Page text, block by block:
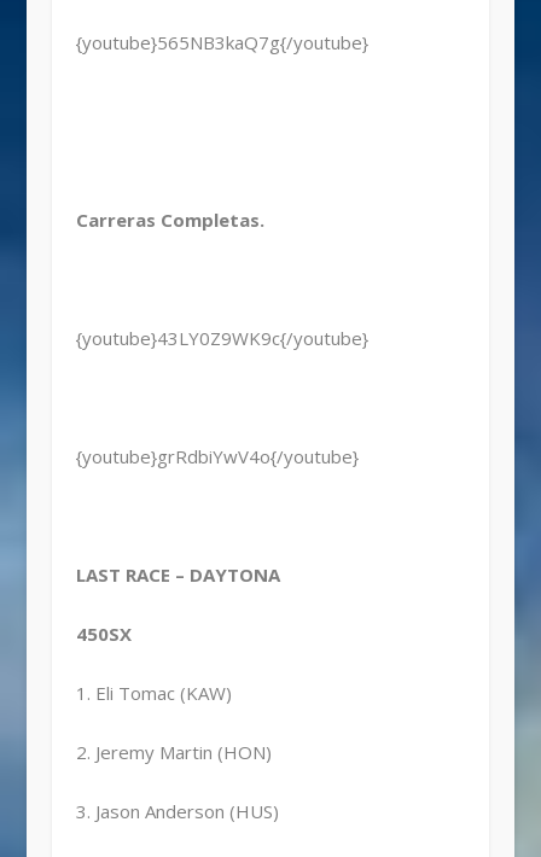
{youtube}565NB3kaQ7g{/youtube}
Carreras Completas.
{youtube}43LY0Z9WK9c{/youtube}
{youtube}grRdbiYwV4o{/youtube}
LAST RACE – DAYTONA
450SX
1. Eli Tomac (KAW)
2. Jeremy Martin (HON)
3. Jason Anderson (HUS)